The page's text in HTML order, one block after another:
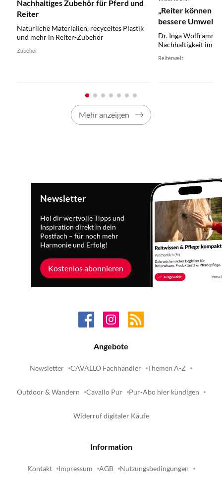
Nachhaltiges Zubehör für Pferd und
Reiter
Natürliche Materialien, recyceltes Plastik
und mehr in Reiter-Zubehör
Zubehör
„Reiter können
bessere Umwelt
Dr. Inga Wolframm
Nachhaltigkeit im
Reiterwelt
Mehr anzeigen
Newsletter
Hol dir wertvolle Tipps und
Inspiration direkt in dein
Postfach – für noch mehr
Harmonie und Erfolg!
Kostenlos abonnieren
Angebote
Newsletter CAVALLO Fachhändler Themen A-Z
Outdoor & Wandern Cavallo Pur Pur-Abo hier kündigen
Widerruf digitaler Käufe
Information
Kontakt Impressum AGB Nutzungsbedingungen